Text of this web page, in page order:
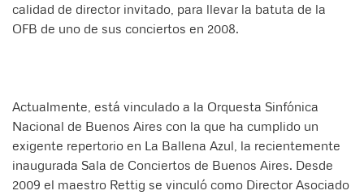
calidad de director invitado, para llevar la batuta de la
OFB de uno de sus conciertos en 2008.
Actualmente, está vinculado a la Orquesta Sinfónica
Nacional de Buenos Aires con la que ha cumplido un
exigente repertorio en La Ballena Azul, la recientemente
inaugurada Sala de Conciertos de Buenos Aires. Desde
2009 el maestro Rettig se vinculó como Director Asociado